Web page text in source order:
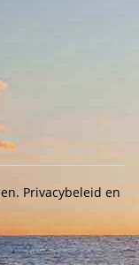
Privacybeleid en